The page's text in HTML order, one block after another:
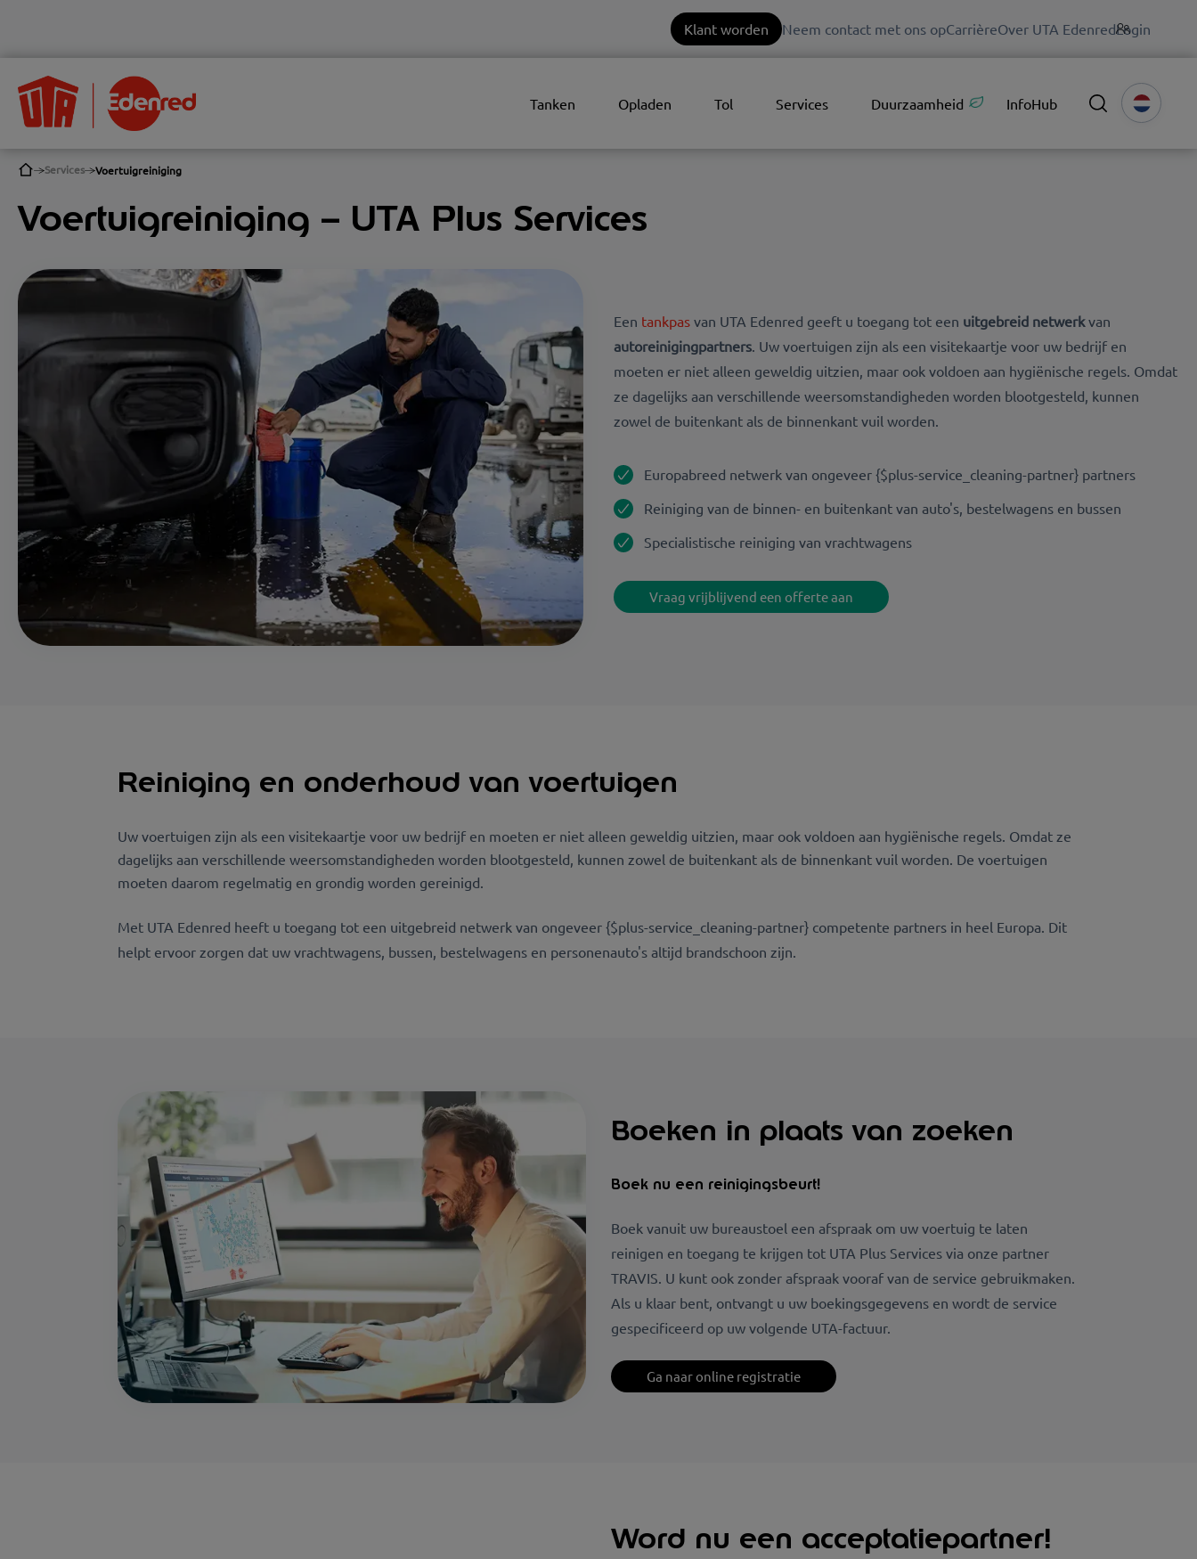
Klant worden Neem contact met ons opCarrièreOver UTA EdenredLogin
Tanken Opladen Tol Services Duurzaamheid InfoHub
Services Voertuigreiniging
Voertuigreiniging – UTA Plus Services
Een tankpas van UTA Edenred geeft u toegang tot een uitgebreid netwerkvan
autoreinigingpartners. Uw voertuigen zijn als een visitekaartje voor uw bedrijf en
moeten er niet alleen geweldig uitzien, maar ook voldoen aan hygiënische regels. Omdat
ze dagelijks aan verschillende weersomstandigheden worden blootgesteld, kunnen
zowel de buitenkant als de binnenkant vuil worden.
Europabreed netwerk van ongeveer {$plus-service_cleaning-partner} partners
Reiniging van de binnen- en buitenkant van auto's, bestelwagens en bussen
Specialistische reiniging van vrachtwagens
Vraag vrijblijvend een offerte aan
Reiniging en onderhoud van voertuigen
Uw voertuigen zijn als een visitekaartje voor uw bedrijf en moeten er niet alleen geweldig uitzien, maar ook voldoen aan hygiënische regels. Omdat ze
dagelijks aan verschillende weersomstandigheden worden blootgesteld, kunnen zowel de buitenkant als de binnenkant vuil worden. De voertuigen
moeten daarom regelmatig en grondig worden gereinigd.
Met UTA Edenred heeft u toegang tot een uitgebreid netwerk van ongeveer {$plus-service_cleaning-partner} competente partners in heel Europa. Dit
helpt ervoor zorgen dat uw vrachtwagens, bussen, bestelwagens en personenauto's altijd brandschoon zijn.
Boeken in plaats van zoeken
Boek nu een reinigingsbeurt!
Boek vanuit uw bureaustoel een afspraak om uw voertuig te laten
reinigen en toegang te krijgen tot UTA Plus Services via onze partner
TRAVIS. U kunt ook zonder afspraak vooraf van de service gebruikmaken.
Als u klaar bent, ontvangt u uw boekingsgegevens en wordt de service
gespecificeerd op uw volgende UTA-factuur.
Ga naar online registratie
Word nu een acceptatiepartner!